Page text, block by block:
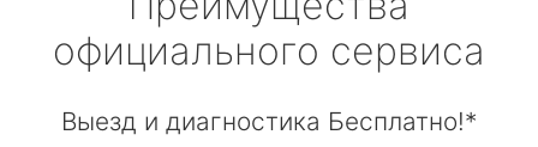
официального сервиса
Выезд и диагностика Бесплатно!*